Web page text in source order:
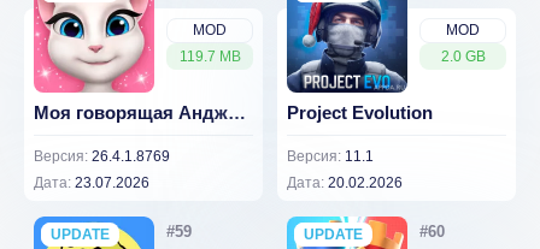
MOD
119.7 MB
Моя говорящая Анджела Взлом (много денег) 26.4.1.8769
Версия: 26.4.1.8769
Дата: 23.07.2026
MOD
2.0 GB
Project Evolution
Версия: 11.1
Дата: 20.02.2026
UPDATE
NEW UPDATE
NEW